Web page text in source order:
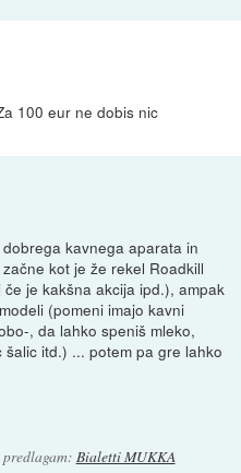
100 eur ne dobis nic
kavnega aparata in
kot je že rekel Roadkill
je kakšna akcija ipd.), ampak
(pomeni imajo kavni
, da lahko speniš mleko,
itd.) ... potem pa gre lahko
predlagam: Bialetti MUKKA